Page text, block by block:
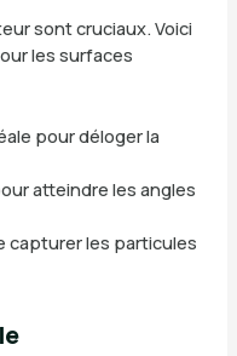
sont cruciaux. Voici
les surfaces
pour déloger la
atteindre les angles
capturer les particules